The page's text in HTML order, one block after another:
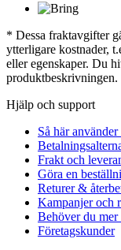
* Dessa fraktavgifter
ytterligare kostnader,
eller egenskaper. Du
produktbeskrivningen.
Hjälp och support
Så här
Frakt och
Göra en
Returer &
Kampanjer och
Behöver du mer
Företagskunder